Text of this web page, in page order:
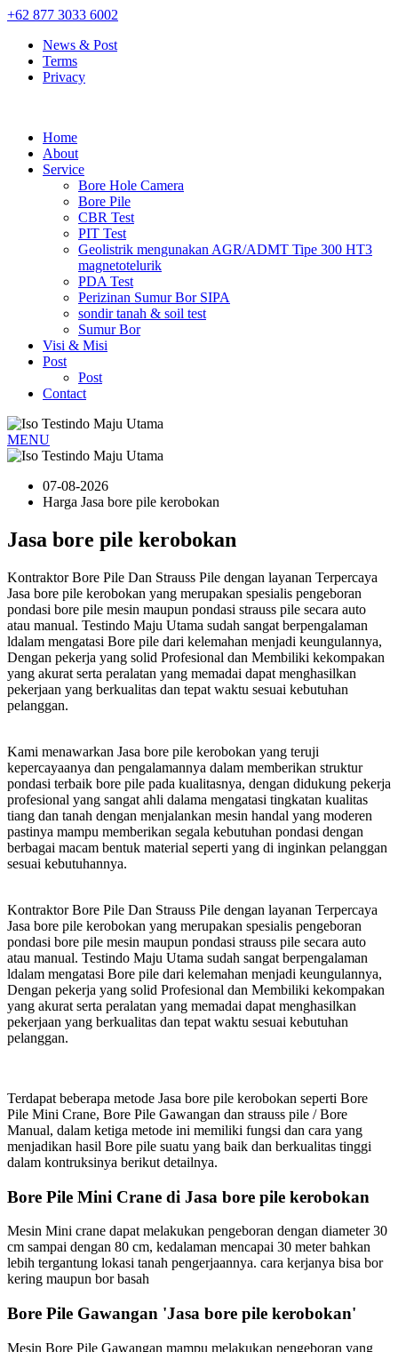
+62 877 3033 6002
News & Post
Terms
Privacy
Home
About
Service
Bore Hole Camera
Bore Pile
CBR Test
PIT Test
Geolistrik mengunakan AGR/ADMT Tipe 300 HT3
magnetotelurik
PDA Test
Perizinan Sumur Bor SIPA
sondir tanah & soil test
Sumur Bor
Visi & Misi
Post
Post
Contact
MENU
07-08-2026
Harga Jasa bore pile kerobokan
Jasa bore pile kerobokan
Kontraktor Bore Pile Dan Strauss Pile dengan layanan Terpercaya
Jasa bore pile kerobokan yang merupakan spesialis pengeboran
pondasi bore pile mesin maupun pondasi strauss pile secara auto
atau manual. Testindo Maju Utama sudah sangat berpengalaman
ldalam mengatasi Bore pile dari kelemahan menjadi keungulannya,
Dengan pekerja yang solid Profesional dan Membiliki kekompakan
yang akurat serta peralatan yang memadai dapat menghasilkan
pekerjaan yang berkualitas dan tepat waktu sesuai kebutuhan
pelanggan.
Kami menawarkan Jasa bore pile kerobokan yang teruji
kepercayaanya dan pengalamannya dalam memberikan struktur
pondasi terbaik bore pile pada kualitasnya, dengan didukung pekerja
profesional yang sangat ahli dalama mengatasi tingkatan kualitas
tiang dan tanah dengan menjalankan mesin handal yang moderen
pastinya mampu memberikan segala kebutuhan pondasi dengan
berbagai macam bentuk material seperti yang di inginkan pelanggan
sesuai kebutuhannya.
Kontraktor Bore Pile Dan Strauss Pile dengan layanan Terpercaya
Jasa bore pile kerobokan yang merupakan spesialis pengeboran
pondasi bore pile mesin maupun pondasi strauss pile secara auto
atau manual. Testindo Maju Utama sudah sangat berpengalaman
ldalam mengatasi Bore pile dari kelemahan menjadi keungulannya,
Dengan pekerja yang solid Profesional dan Membiliki kekompakan
yang akurat serta peralatan yang memadai dapat menghasilkan
pekerjaan yang berkualitas dan tepat waktu sesuai kebutuhan
pelanggan.
Terdapat beberapa metode Jasa bore pile kerobokan seperti Bore
Pile Mini Crane, Bore Pile Gawangan dan strauss pile / Bore
Manual, dalam ketiga metode ini memiliki fungsi dan cara yang
menjadikan hasil Bore pile suatu yang baik dan berkualitas tinggi
dalam kontruksinya berikut detailnya.
Bore Pile Mini Crane di Jasa bore pile kerobokan
Mesin Mini crane dapat melakukan pengeboran dengan diameter 30
cm sampai dengan 80 cm, kedalaman mencapai 30 meter bahkan
lebih tergantung lokasi tanah pengerjaannya. cara kerjanya bisa bor
kering maupun bor basah
Bore Pile Gawangan 'Jasa bore pile kerobokan'
Mesin Bore Pile Gawangan mampu melakukan pengeboran yang